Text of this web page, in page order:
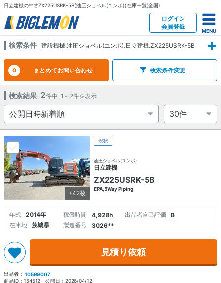
日立建機の中古ZX225USRK-5B(油圧ショベル(ユンボ))在庫一覧(全国)
ログイン
会員登録
検索条件 建設機械,油圧ショベル(ユンボ),日立建機,ZX225USRK-5B
0 まとめてお問い合わせ 検索条件変更
検索結果 2件中 1～2件を表示
+42枚
現状
油圧ショベル(ユンボ)
日立建機
ZX225USRK-5B
EPA,5Way Piping
年式 2014年 稼働時間 4,928h 出品者自己評価
B
在庫地
茨城県 製造番号 3026**
見積り依頼
出品者： 10599007
商品ID： 154512 公開日： 2026/04/12